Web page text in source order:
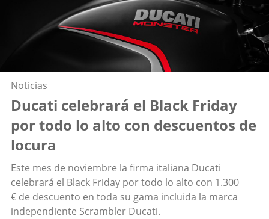
Noticias
Ducati celebrará el Black Friday
por todo lo alto con descuentos de
locura
Este mes de noviembre la firma italiana Ducati
celebrará el Black Friday por todo lo alto con 1.300
€ de descuento en toda su gama incluida la marca
independiente Scrambler Ducati.